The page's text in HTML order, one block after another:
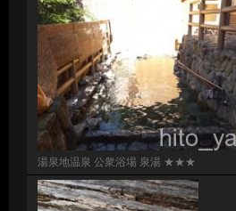
湯泉地温泉 公衆浴場 泉湯 ★★★